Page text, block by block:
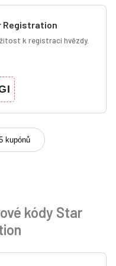
Registration
k registraci hvězdy.
kupónů
kódy Star